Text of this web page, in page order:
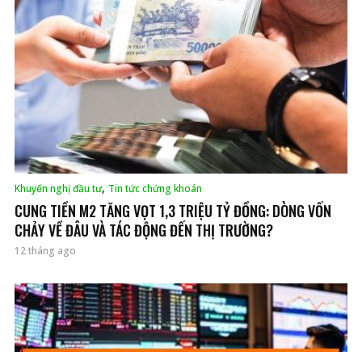
Khuyến nghị đầu tư, Tin tức chứng khoán
CUNG TIỀN M2 TĂNG VỌT 1,3 TRIỆU TỶ ĐỒNG: DÒNG VỐN
CHẢY VỀ ĐÂU VÀ TÁC ĐỘNG ĐẾN THỊ TRƯỜNG?
12 tháng ago